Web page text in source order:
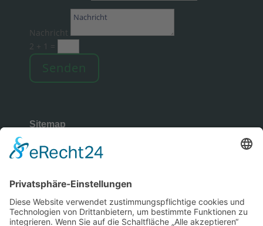
Nachricht
2 + 1 =
Senden
Sitemap
Rechtliches